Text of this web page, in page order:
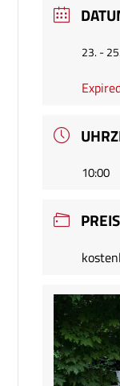
23. -
10:00
PREIS